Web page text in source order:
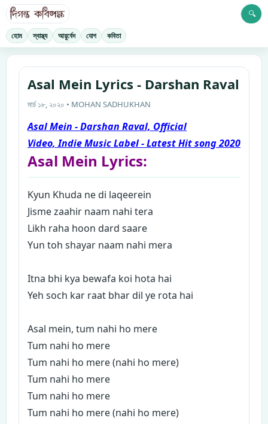
হোম স্বাস্থ্য আয়ুর্বেদ যোগ কবিতা
🔍
Asal Mein Lyrics - Darshan Raval
মার্চ ১৮, ২০২০ • MOHAN SADHUKHAN
Asal Mein - Darshan Raval, Official
Video, Indie Music Label - Latest Hit song 2020
Asal Mein Lyrics:
Kyun Khuda ne di laqeerein
Jisme zaahir naam nahi tera
Likh raha hoon dard saare
Yun toh shayar naam nahi mera
Itna bhi kya bewafa koi hota hai
Yeh soch kar raat bhar dil ye rota hai
Asal mein, tum nahi ho mere
Tum nahi ho mere
Tum nahi ho mere (nahi ho mere)
Tum nahi ho mere
Tum nahi ho mere
Tum nahi ho mere (nahi ho mere)